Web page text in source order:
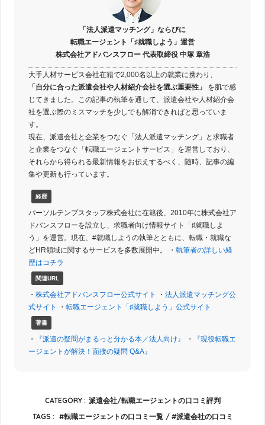
「法人派遣マッチング」ならびに
転職エージェント「♯就職しよう」運営
株式会社アドバンスフロー 代表取締役 中塚 章浩
大手人材サービス会社在籍で2,000名以上の就業に携わり、
「自分に合った派遣会社や人材紹介会社を選ぶ重要性」
を肌で感
じてきました。この記事の執筆を通して、派遣会社や人材紹介会
社を選ぶ際のミスマッチを少しでも解消できればと思っていま
す。
現在、派遣会社と企業をつなぐ「法人派遣マッチング」と求職者
と企業をつなぐ「転職エージェントサービス」を運営しており、
それらから得られる最新情報をお伝えするべく、随時、記事の編
集や更新も行っています。
経歴
パーソルテンプスタッフ株式会社に在籍後、2010年に株式会社ア
ドバンスフローを設立し、求職者向け情報サイト「♯就職しよ
う」を運営。現在、#就職しようの執筆とともに、転職・就職な
どHR領域に関するサービスを多数展開中。 ・ 執筆者の詳しい経
歴はコチラ
関連URL
・ 株式会社アドバンスフロー公式サイト ・ 法人派遣マッチング公
式サイト
・ 転職エージェント「♯就職しよう」公式サイト
著書
・ 『派遣の疑問がまるっと分かる本／法人向け』 ・
『現役転職エ
ージェントが解決！面接の疑問 Q&A』
CATEGORY : 派遣会社/転職エージェントの口コミ評判
TAGS :
転職エージェントの口コミ一覧 派遣会社の口コミ